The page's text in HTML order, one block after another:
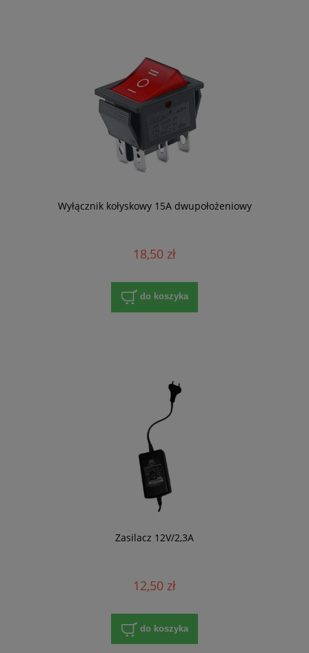
Wyłącznik kołyskowy 15A dwupołożeniowy
18,50 zł
do koszyka
Zasilacz 12V/2,3A
12,50 zł
do koszyka